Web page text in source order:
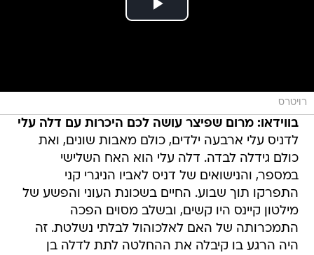
רויטרס
בווידאו: מרום שפיצר עושה לכם היכרות עם דלה עלי
לדניס עלי ארבעה ילדים, כולם מאבות שונים, ואת
כולם גידלה לבדה. דלה עלי הוא האח השלישי
במספר, והנישואים של דניס לאביו הניגרי קני
התפרקו תוך שבוע. החיים בשכונת העוני והפשע של
מילטון קיינס היו קשים, ובשלב מסוים הפכה
התמכרותה של האם לאלכוהול לבלתי נשלטת. זה
היה הרגע בו קיבלה את ההחלטה לתת לדלה בן